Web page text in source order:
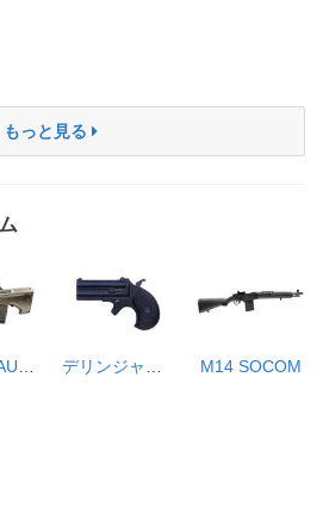
もっと見る
ステアーAUG ハイサイクル デリンジャー 8mm BB ブラック M14 SOCOM